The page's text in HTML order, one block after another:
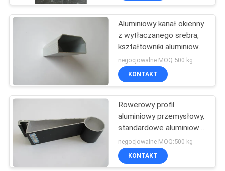
SKONTAKTUJ
AKTUALNOŚCI
POPROSIĆ
O
WYCENĘ
Aluminiowy kanał okienny
z wytłaczanego srebra,
kształtowniki aluminiowe
do kształtek Pisposable
Scaleplate
negocjowalne MOQ:500 kg
KONTAKT
Rowerowy profil
aluminiowy przemysłowy,
standardowe aluminiowe
stopy wytłaczane
negocjowalne MOQ:500 kg
KONTAKT